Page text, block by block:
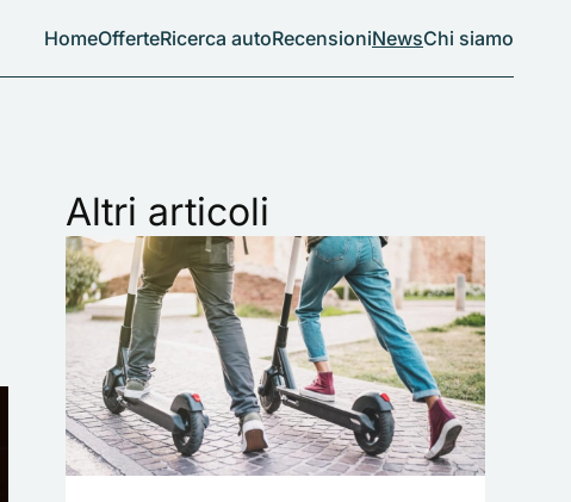
HomeOfferteRicerca autoRecensioniNewsChi siamo
Altri articoli